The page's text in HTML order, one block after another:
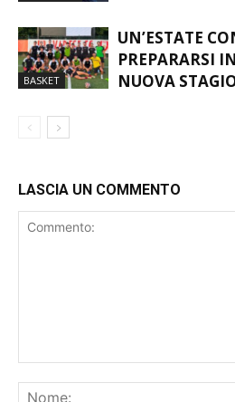
ATTUALITÀ
BASKET
UN’ESTATE
PREPARARSI
LASCIA UN COMMENTO